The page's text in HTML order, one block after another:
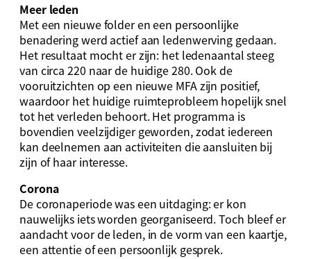
Meer leden
Met een nieuwe folder en een persoonlijke
benadering werd actief aan ledenwerving gedaan.
Het resultaat mocht er zijn: het ledenaantal steeg
van circa 220 naar de huidige 280. Ook de
vooruitzichten op een nieuwe MFA zijn positief,
waardoor het huidige ruimteprobleem hopelijk snel
tot het verleden behoort. Het programma is
bovendien veelzijdiger geworden, zodat iedereen
kan deelnemen aan activiteiten die aansluiten bij
zijn of haar interesse.
Corona
De coronaperiode was een uitdaging: er kon
nauwelijks iets worden georganiseerd. Toch bleef er
aandacht voor de leden, in de vorm van een kaartje,
een attentie of een persoonlijk gesprek.